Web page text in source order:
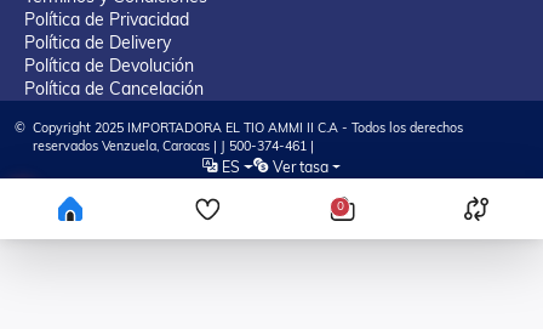
Política de Privacidad
Política de Delivery
Política de Devolución
Política de Cancelación
© Copyright 2025 IMPORTADORA EL TIO AMMI II C.A - Todos los derechos
reservados Venzuela, Caracas | J 500-374-461 |
ES Ver tasa
0